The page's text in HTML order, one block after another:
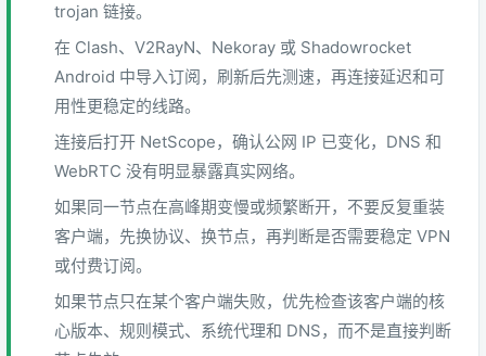
trojan 链接。
在 Clash、V2RayN、Nekoray 或 Shadowrocket
Android 中导入订阅，刷新后先测速，再连接延迟和可
用性更稳定的线路。
连接后打开 NetScope，确认公网 IP 已变化，DNS 和
WebRTC 没有明显暴露真实网络。
如果同一节点在高峰期变慢或频繁断开，不要反复重装
客户端，先换协议、换节点，再判断是否需要稳定 VPN
或付费订阅。
如果节点只在某个客户端失败，优先检查该客户端的核
心版本、规则模式、系统代理和 DNS，而不是直接判断